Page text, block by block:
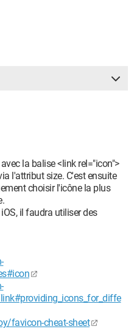
la balise <link rel="icon">
l'attribut size. C'est ensuite
choisir l'icône la plus
il faudra utiliser des
favicon-cheat-sheet